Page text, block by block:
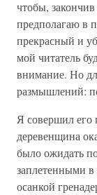
чтобы, закончив
предполагаю в
прекрасный и
мой читатель
внимание. Но
размышлений:
Я совершил его
деревенщина
было ожидать
заплетенными
осанкой